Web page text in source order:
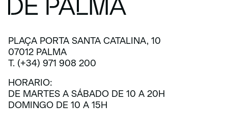
PLAÇA PORTA SANTA CATALINA, 10
07012 PALMA
T. (+34) 971 908 200
HORARIO:
DE MARTES A SÁBADO DE 10 A 20H
DOMINGO DE 10 A 15H